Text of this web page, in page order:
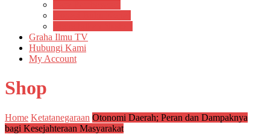
Graha Ilmu TV
Hubungi Kami
My Account
Shop
Home Ketatanegaraan Otonomi Daerah; Peran dan Dampaknya
bagi Kesejahteraan Masyarakat